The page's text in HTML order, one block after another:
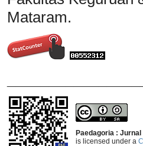
Mataram.
Paedagoria :
is licensed under a